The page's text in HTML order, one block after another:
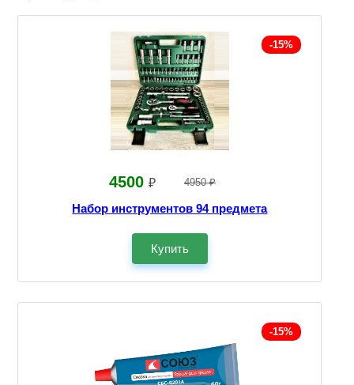
-15%
4500 ₽ 4950 ₽
Набор инструментов 94 предмета
Купить
-15%